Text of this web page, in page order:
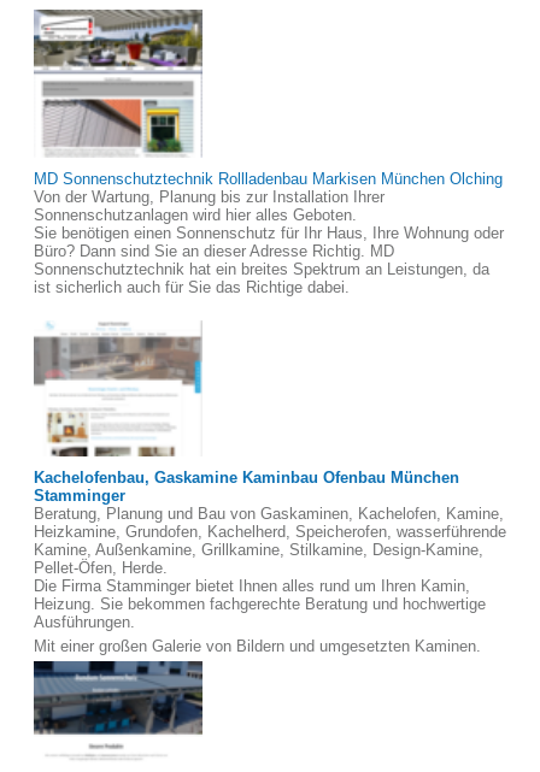
MD Sonnenschutztechnik Rollladenbau Markisen München Olching
Von der Wartung, Planung bis zur Installation Ihrer
Sonnenschutzanlagen wird hier alles Geboten.
Sie benötigen einen Sonnenschutz für Ihr Haus, Ihre Wohnung oder
Büro? Dann sind Sie an dieser Adresse Richtig. MD
Sonnenschutztechnik hat ein breites Spektrum an Leistungen, da
ist sicherlich auch für Sie das Richtige dabei.
Kachelofenbau, Gaskamine Kaminbau Ofenbau München
Stamminger
Beratung, Planung und Bau von Gaskaminen, Kachelofen, Kamine,
Heizkamine, Grundofen, Kachelherd, Speicherofen, wasserführende
Kamine, Außenkamine, Grillkamine, Stilkamine, Design-Kamine,
Pellet-Öfen, Herde.
Die Firma Stamminger bietet Ihnen alles rund um Ihren Kamin,
Heizung. Sie bekommen fachgerechte Beratung und hochwertige
Ausführungen.
Mit einer großen Galerie von Bildern und umgesetzten Kaminen.